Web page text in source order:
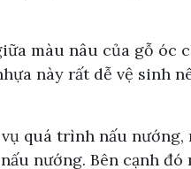
màu nâu của gỗ óc
này rất dễ vệ sinh
quá trình nấu
nướng. Bên cạnh đó